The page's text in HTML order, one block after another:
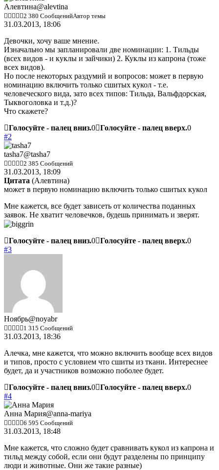
Алевтина@alevtina
2 380 СообщенийАвтор темы
31.03.2013, 18:06
Девочки, хочу ваше мнение.
Изначально мы запланировали две номинации: 1. Тильды
(всех видов - и куклы и зайчики) 2. Куклы из капрона (тоже
всех видов).
Но после некоторых раздумий и вопросов: может в первую
номинацию включить только сшитых кукол - т.е.
человеческого вида, зато всех типов: Тильда, Вальфдорская,
Тыквоголовка и т.д.)?
Что скажете?
Голосуйте - палец вниз.0 Голосуйте - палец вверх.0
#2
tasha7@tasha7
2 385 Сообщений
31.03.2013, 18:09
Цитата (Алевтина)
может в первую номинацию включить только сшитых кукол
Мне кажется, все будет зависеть от количества поданных
заявок. Не хватит человечков, будешь принимать и зверят.
Голосуйте - палец вниз.0 Голосуйте - палец вверх.0
#3
Ноябрь@noyabr
1 315 Сообщений
31.03.2013, 18:36
Алечка, мне кажется, что можно включить вообще всех видов
и типов, просто с условием что сшиты из ткани. Интереснее
будет, да и участников возможно поболее будет.
Голосуйте - палец вниз.0 Голосуйте - палец вверх.0
#4
Анна Мария@anna-mariya
6 595 Сообщений
31.03.2013, 18:48
Мне кажется, что сложно будет сравнивать кукол из капрона и
тильд между собой, если они будут разделены по принципу
люди и животные. Они же такие разные)